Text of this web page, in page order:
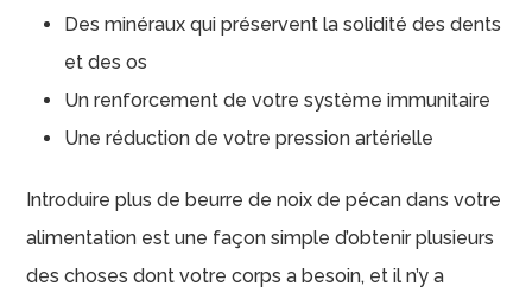
Des minéraux qui préservent la solidité des dents
et des os
Un renforcement de votre système immunitaire
Une réduction de votre pression artérielle
Introduire plus de beurre de noix de pécan dans votre
alimentation est une façon simple d’obtenir plusieurs
des choses dont votre corps a besoin, et il n’y a